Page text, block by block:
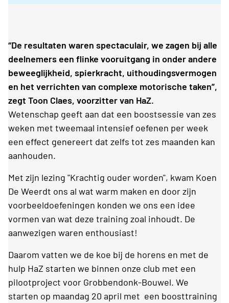
“De resultaten waren spectaculair, we zagen bij alle
deelnemers een flinke vooruitgang in onder andere
beweeglijkheid, spierkracht, uithoudingsvermogen
en het verrichten van complexe motorische taken”,
zegt Toon Claes, voorzitter van HaZ.
Wetenschap geeft aan dat een boostsessie van zes
weken met tweemaal intensief oefenen per week
een effect genereert dat zelfs tot zes maanden kan
aanhouden.
Met zijn lezing "Krachtig ouder worden", kwam Koen
De Weerdt ons al wat warm maken en door zijn
voorbeeldoefeningen konden we ons een idee
vormen van wat deze training zoal inhoudt. De
aanwezigen waren enthousiast!
Daarom vatten we de koe bij de horens en met de
hulp HaZ starten we binnen onze club met een
pilootproject voor Grobbendonk-Bouwel. We
starten op maandag 20 april met een boosttraining